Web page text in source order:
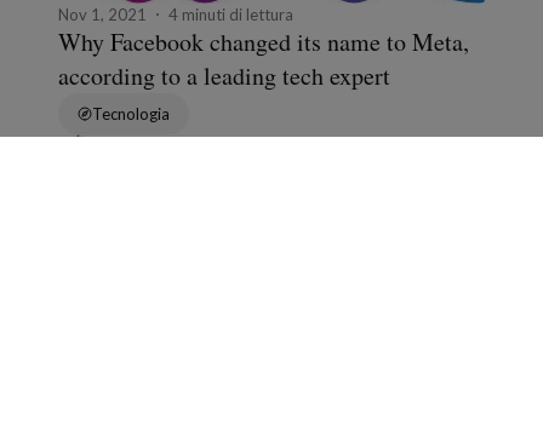
Nov 1, 2021 4 minuti di lettura
Why Facebook changed its name to Meta,
according to a leading tech expert
Tecnologia